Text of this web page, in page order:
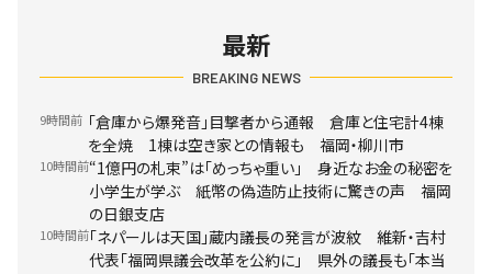
最新
BREAKING NEWS
9時間前 「倉庫から爆発音」目撃者から通報 倉庫と住宅計4棟
を全焼 1棟は空き家との情報も 福岡・柳川市
10時間前“1億円の札束”は「めっちゃ重い」 身近なお金の秘密を
小学生が学ぶ 紙幣の偽造防止技術に驚きの声 福岡
の日銀支店
10時間前「ネパールは天国」蔵内議長の発言が波紋 維新・吉村
代表「福岡県議会改革を公約に」 県外の議長も「本当